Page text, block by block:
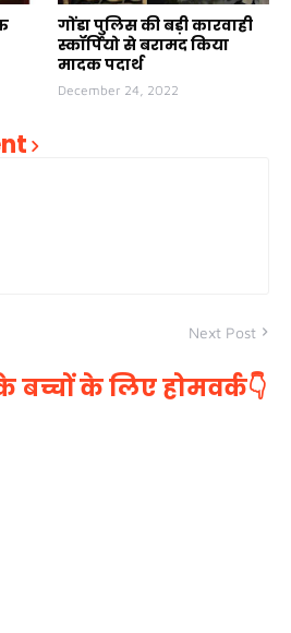
गोंडा पुलिस की बड़ी कारवाही
स्कॉर्पियो से बरामद किया
मादक पदार्थ
December 24, 2022
Next Post
बच्चों के लिए होमवर्क👇